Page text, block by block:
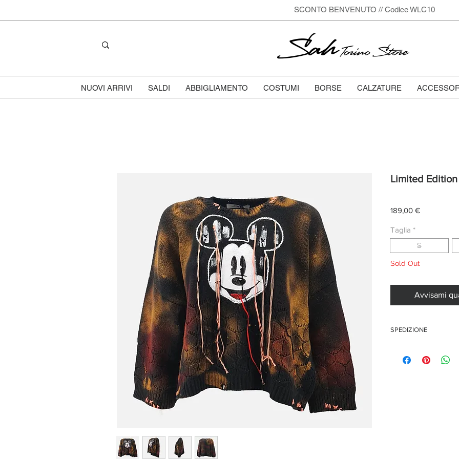
SCONTO BENVENUTO // Codice WLC10
SahTorino Store
NUOVI ARRIVI SALDI ABBIGLIAMENTO COSTUMI BORSE CALZATURE
Limited
189,00 €Prezzo
Taglia *
S
Sold Out
Avvisami
SPEDIZIONE
i tempi di spedizione